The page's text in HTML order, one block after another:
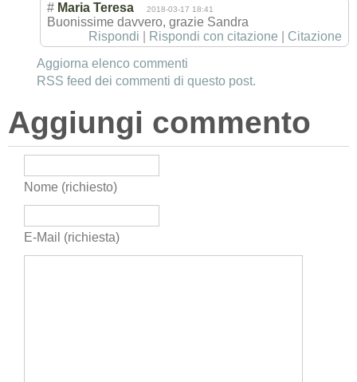
# Maria Teresa 2018-03-17 18:41
Buonissime davvero, grazie Sandra
Rispondi
Rispondi con citazione
Citazione
Aggiorna elenco commenti
RSS feed dei commenti di questo post.
Aggiungi commento
Nome (richiesto)
E-Mail (richiesta)